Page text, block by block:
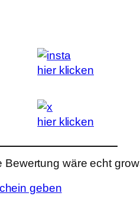
hier klicken
hier klicken
Bewertung wäre echt
geben